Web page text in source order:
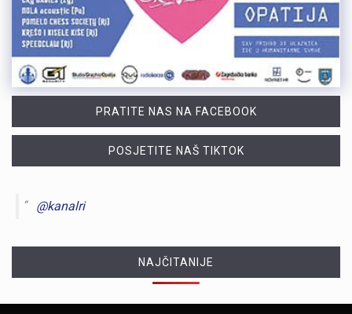
PRATITE NAS NA FACEBOOK
POSJETITE NAŠ TIKTOK
@kanalri
NAJČITANIJE